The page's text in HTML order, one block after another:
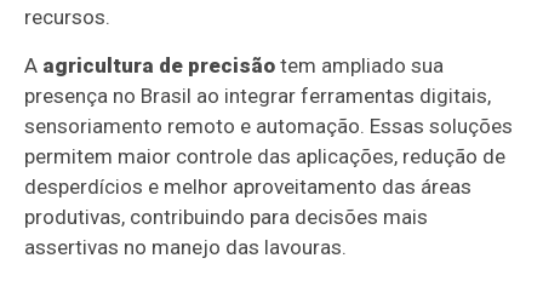
recursos.
A agricultura de precisão tem ampliado sua
presença no Brasil ao integrar ferramentas digitais,
sensoriamento remoto e automação. Essas soluções
permitem maior controle das aplicações, redução de
desperdícios e melhor aproveitamento das áreas
produtivas, contribuindo para decisões mais
assertivas no manejo das lavouras.